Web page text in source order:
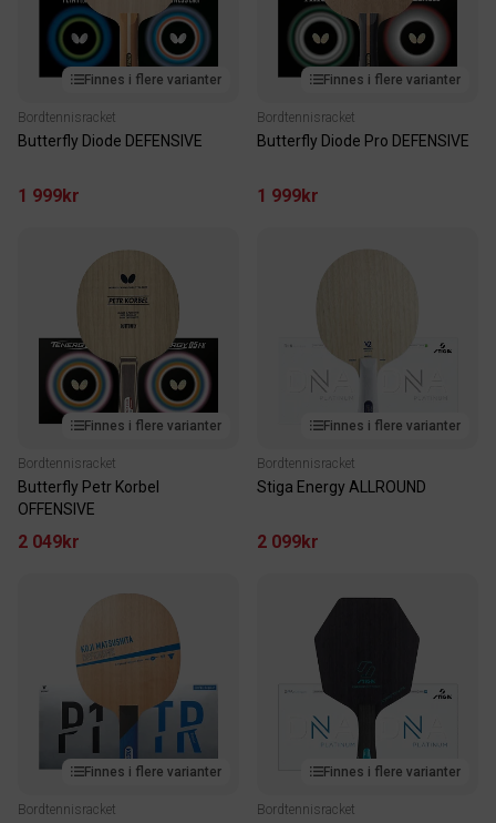
Finnes i flere varianter
Bordtennisracket
Butterfly Diode DEFENSIVE
1 999kr
Finnes i flere varianter
Bordtennisracket
Butterfly Diode Pro DEFENSIVE
1 999kr
Finnes i flere varianter
Bordtennisracket
Butterfly Petr Korbel
OFFENSIVE
2 049kr
Finnes i flere varianter
Bordtennisracket
Stiga Energy ALLROUND
2 099kr
Finnes i flere varianter
Bordtennisracket
Finnes i flere varianter
Bordtennisracket